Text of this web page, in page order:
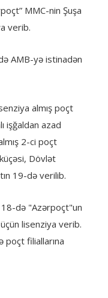
MMC-nin Şuşa
verib.
AMB-yə istinadən
almış poçt
işğaldan azad
2-ci poçt
Dövlət
19-də verilib.
18-də "Azərpoçt"un
lisenziya verib.
poçt filiallarına